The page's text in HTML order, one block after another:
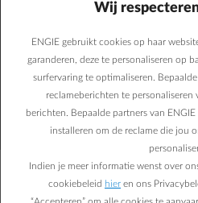
Dynamic Load
Wat is dynamic
Wij
ENGIE gebruikt cookies op haar
garanderen, deze te personaliseren op
surfervaring te optimaliseren.
reclameberichten te
berichten. Bepaalde partners van
installeren om de reclame die jou
Indien je meer informatie wenst over
cookiebeleid hier en ons